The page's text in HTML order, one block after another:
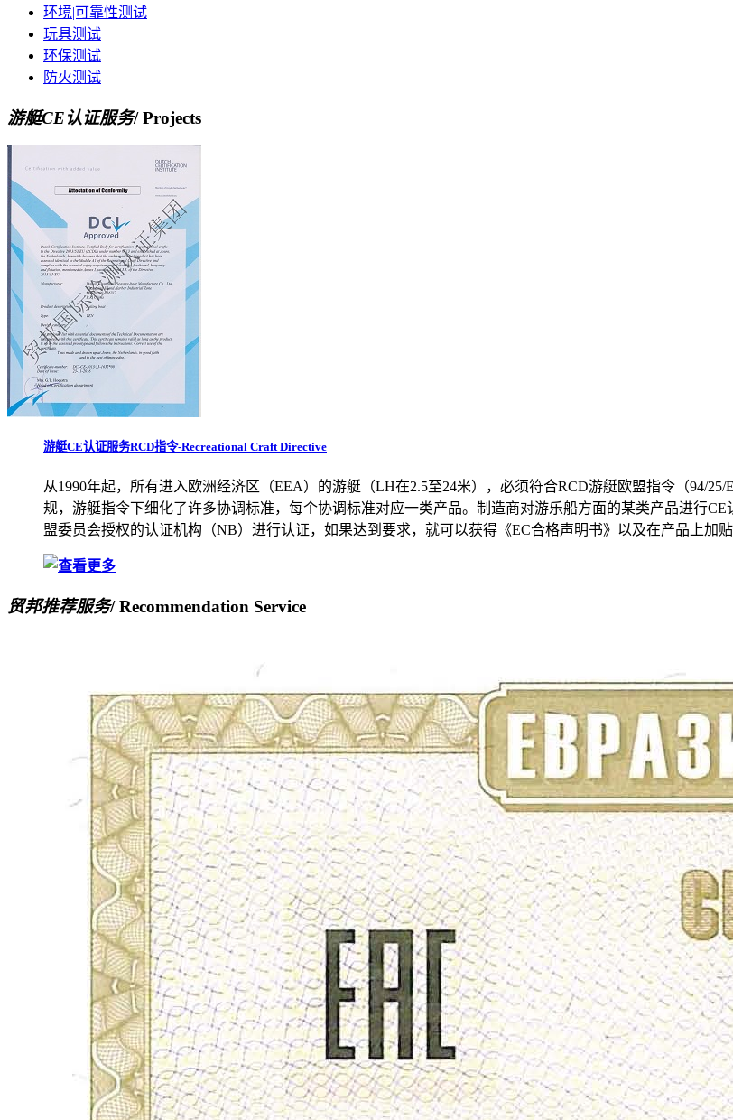
环境|可靠性测试
玩具测试
环保测试
防火测试
游艇CE认证服务/ Projects
游艇CE认证服务RCD指令-Recreational Craft Directive
从1990年起，所有进入欧洲经济区（EEA）的游艇（LH在2.5至24米），必须符合RCD游艇欧盟指令（94/
规，游艇指令下细化了许多协调标准，每个协调标准对应一类产品。制造商对游乐船方面的某类产品进行
盟委员会授权的认证机构（NB）进行认证，如果达到要求，就可以获得《EC合格声明书》以及在产品上
贸邦推荐服务/ Recommendation Service